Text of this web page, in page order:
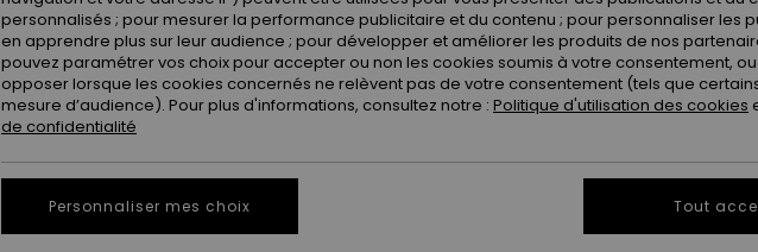
XS
Voir le
personnalisés ; pour mesurer la performance publicitaire et du contenu ; pour personnaliser les
en apprendre plus sur leur audience ; pour développer et améliorer les produits de nos
pouvez paramétrer vos choix pour accepter ou non les cookies soumis à votre consentement,
opposer lorsque les cookies concernés ne relèvent pas de votre consentement (tels que
mesure d’audience). Pour plus d'informations, consultez notre : Politique d'utilisation des cookies
de confidentialité
Personnaliser mes choix Tout